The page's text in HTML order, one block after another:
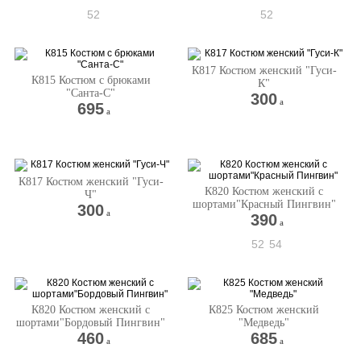
52 52
К815 Костюм с брюками
"Санта-С"
695 a
К817 Костюм женский "Гуси-
К"
300 a
К817 Костюм женский "Гуси-
Ч"
300 a
К820 Костюм женский с
шортами"Красный Пингвин"
390 a
52 54
К820 Костюм женский с
шортами"Бордовый Пингвин"
460 a
К825 Костюм женский
"Медведь"
685 a